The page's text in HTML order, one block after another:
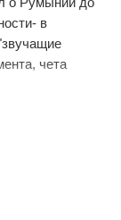
в
чета